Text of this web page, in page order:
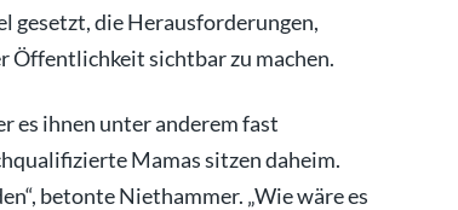
gesetzt, die Herausforderungen,
Öffentlichkeit sichtbar zu machen.
es ihnen unter anderem fast
Mamas sitzen daheim.
betonte Niethammer. „Wie wäre es